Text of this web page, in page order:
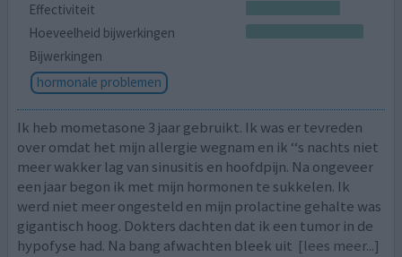
Effectiviteit
Hoeveelheid bijwerkingen
Bijwerkingen
hormonale problemen
Ik heb mometasone 3 jaar gebruikt. Ik was er tevreden
over omdat het mijn allergie wegnam en ik ‘‘s nachts niet
meer wakker lag van sinusitis en hoofdpijn. Na ongeveer
een jaar begon ik met mijn hormonen te sukkelen. Ik
werd niet meer ongesteld en mijn prolactine gehalte was
gigantisch hoog. Dokters dachten dat ik een tumor in de
hypofyse had. Na bang afwachten bleek uit [lees meer...]